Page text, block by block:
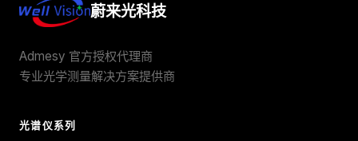
蔚来光科技
Admesy 官方授权代理商
专业光学测量解决方案提供商
光谱仪系列